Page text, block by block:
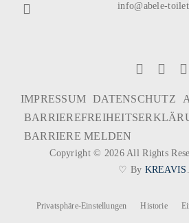
info@abele-
IMPRESSUM DATENSCHUTZ
BARRIERE MELDEN
Copyright © 2026 All Rights
♡ By KREAVIS .
Privatsphäre-Einstellungen Historie